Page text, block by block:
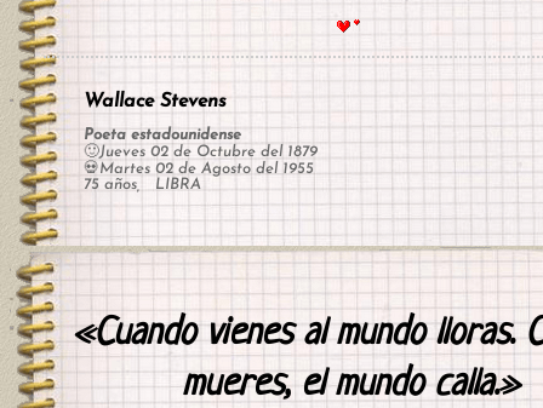
Wallace Stevens
Poeta estadounidense
🙂Jueves 02 de Octubre del 1879
💀Martes 02 de Agosto del 1955
75 años, LIBRA
«Cuando vienes al mundo lloras.
mueres, el mundo calla.»